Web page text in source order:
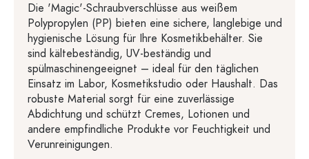
Die 'Magic'-Schraubverschlüsse aus weißem
Polypropylen (PP) bieten eine sichere, langlebige und
hygienische Lösung für Ihre Kosmetikbehälter. Sie
sind kältebeständig, UV-beständig und
spülmaschinengeeignet – ideal für den täglichen
Einsatz im Labor, Kosmetikstudio oder Haushalt. Das
robuste Material sorgt für eine zuverlässige
Abdichtung und schützt Cremes, Lotionen und
andere empfindliche Produkte vor Feuchtigkeit und
Verunreinigungen.